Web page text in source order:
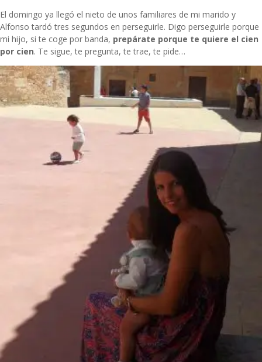
El domingo ya llegó el nieto de unos familiares de mi marido y
Alfonso tardó tres segundos en perseguirle. Digo perseguirle porque
mi hijo, si te coge por banda, prepárate porque te quiere el cien
por cien. Te sigue, te pregunta, te trae, te pide…